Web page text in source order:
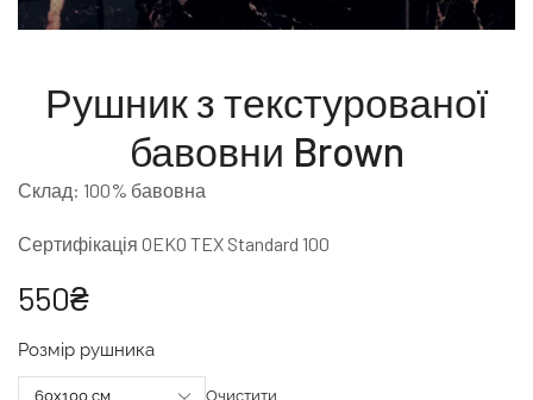
Рушник з текстурованої
бавовни Brown
Склад: 100% бавовна
Сертифікація OEKO TEX Standard 100
550₴
Розмір рушника
Очистити